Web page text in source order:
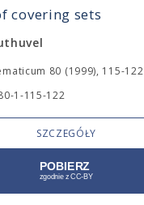
covering sets
80 (1999), 115-122
1-115-122
SZCZEGÓŁY